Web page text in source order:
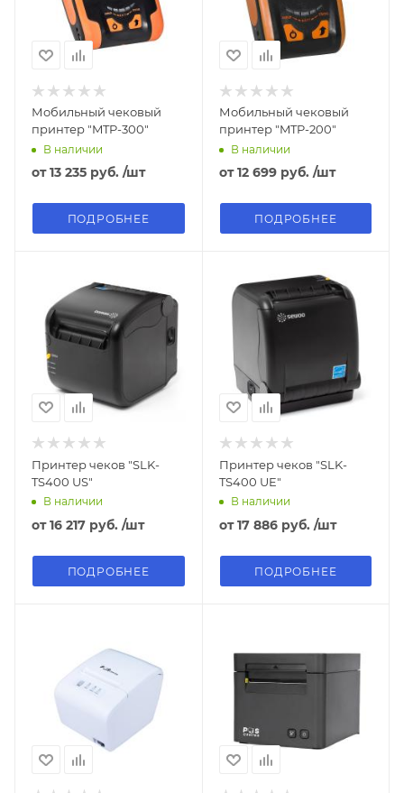
Мобильный чековый
принтер "MTP-300"
В наличии
от13 235 руб. /шт
ПОДРОБНЕЕ
Мобильный чековый
принтер "MTP-200"
В наличии
от12 699 руб. /шт
ПОДРОБНЕЕ
Принтер чеков "SLK-
TS400 US"
В наличии
от16 217 руб. /шт
ПОДРОБНЕЕ
Принтер чеков "SLK-
TS400 UE"
В наличии
от17 886 руб. /шт
ПОДРОБНЕЕ